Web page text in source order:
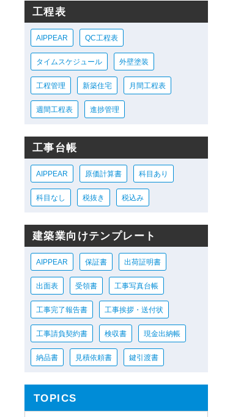
工程表
AIPPEAR QC工程表
タイムスケジュール 外壁塗装
工程管理 新築住宅 月間工程表
週間工程表 進捗管理
工事台帳
AIPPEAR 原価計算書 科目あり
科目なし 税抜き 税込み
建築業向けテンプレート
AIPPEAR 保証書 出荷証明書
出面表 受領書 工事写真台帳
工事完了報告書 工事挨拶・送付状
工事請負契約書 検収書 現金出納帳
納品書 見積依頼書 鍵引渡書
TOPICS